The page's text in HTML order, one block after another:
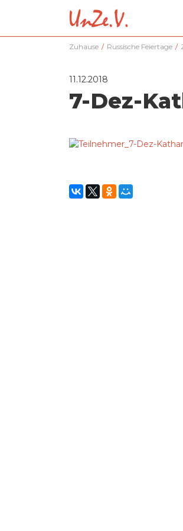
Zuhause / Russische Feiertage /
11.12.2018
7-Dez-